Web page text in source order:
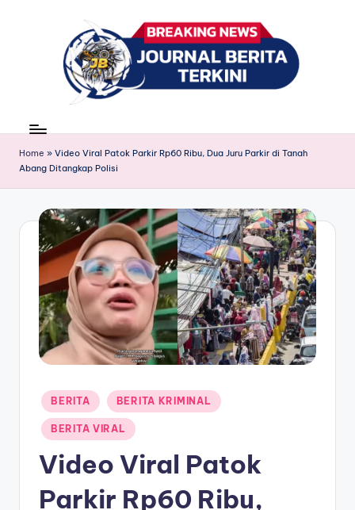
r
n
a
B
ri
news
Home » Video Viral Patok Parkir Rp60 Ribu, Dua Juru Parkir di Tanah
Abang Ditangkap Polisi
Posted
in
BERITA BERITA KRIMINAL
BERITA VIRAL
Video Viral Patok
Parkir Rp60 Ribu,